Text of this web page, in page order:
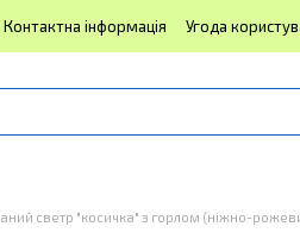
Контактна інформація Угода
светр "косичка" з горлом (ніжно-